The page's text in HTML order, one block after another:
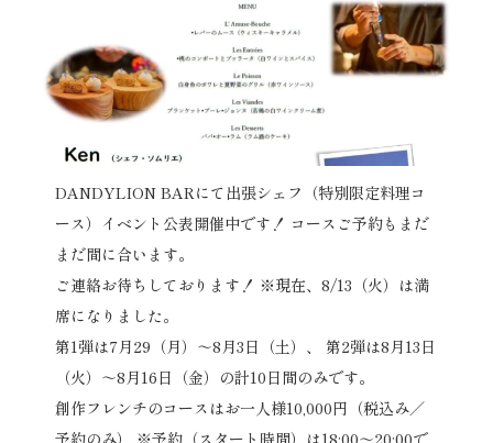
DANDYLION BARにて出張シェフ（特別限定料理コ
ース）イベント公表開催中です！ コースご予約もまだ
まだ間に合います。
ご連絡お待ちしております！ ※現在、8/13（火）は満
席になりました。
第1弾は7月29（月）～8月3日（土）、 第2弾は8月13日
（火）～8月16日（金）の計10日間のみです。
創作フレンチのコースはお一人様10,000円（税込み／
予約のみ） ※予約（スタート時間）は18:00～20:00で